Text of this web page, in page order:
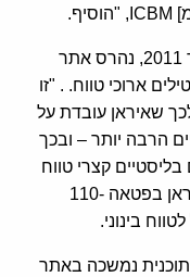
על פי דיווח של הניו יורק טיימס מדצמבר 2011, נהרס אתר
ארוכי טווח. . "זו
שאיראן עובדת על
הרבה יותר – ובכך
קצרי טווח
קצרים בעלי טווח קצף מונע מוצק של איראן בפטאה -110
בינוני.
על כך שהתוכנית נמשכה באתר